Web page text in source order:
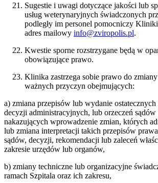
Sugestie i uwagi dotyczące jakości lub
usług weterynaryjnych świadczonych
podległy im personel pomocniczy
adres mailowy info@zviropolis.pl.
Kwestie sporne rozstrzygane będą w
obowiązujące prawo.
Klinika zastrzega sobie prawo do
ważnych przyczyn obejmujących:
a) zmiana przepisów lub wydanie
decyzji administracyjnych, lub orzeczeń sądów
nakazujących wprowadzenie zmian, których
lub zmiana interpretacji takich przepisów
sądów, decyzji, rekomendacji lub zaleceń
zakresie urzędów lub organów,
b) zmiany techniczne lub organizacyjne
ramach Szpitala oraz ich zakresu,